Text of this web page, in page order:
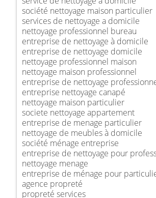
société nettoyage maison particulier
services de nettoyage a domicile
nettoyage professionnel bureau
entreprise de nettoyage à domicile
entreprise de nettoyage domicile
nettoyage professionnel maison
nettoyage maison professionnel
entreprise de nettoyage
entreprise nettoyage canapé
nettoyage maison particulier
societe nettoyage appartement
entreprise de menage particulier
nettoyage de meubles à domicile
société ménage entreprise
entreprise de nettoyage pour
nettoyage menage
entreprise de ménage pour
agence propreté
propreté services